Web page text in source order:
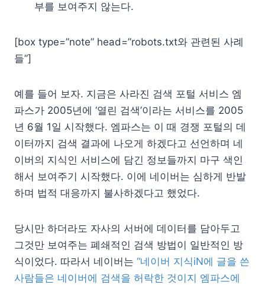
부를 보여주지 않는다.
[box type=”note” head=”robots.txt와 관련된 사례
들”]
예를 들어 보자. 지금은 사라진 검색 포털 서비스 엠
파스가 2005년에 ‘열린 검색’이라는 서비스를 2005
년 6월 1일 시작했다. 엠파스는 이 때 경쟁 포털의 데
이터까지 검색 결과에 나오게 하겠다고 선언하며 네
이버의 지식인 서비스에 담긴 정보들까지 마구 색인
해서 보여주기 시작했다. 이에 네이버는 심하게 반발
하며 법적 대응까지 불사하겠다고 했었다.
당시만 하더라도 자사의 서버에 데이터를 담아두고
그것만 보여주는 폐쇄적인 검색 방법이 일반적인 방
식이었다. 따라서 네이버는 “네이버 지식iN에 글을 쓴
사람들은 네이버에 검색을 허락한 것이지 엠파스에